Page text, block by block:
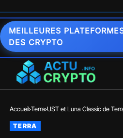
MEILLEURES
DES CRYPTO
Accueil Terra UST et Luna Classic de
TERRA